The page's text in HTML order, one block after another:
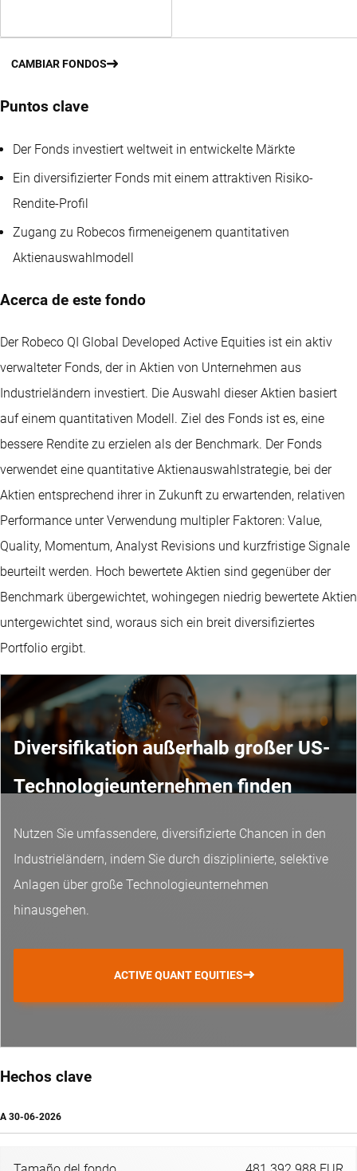
CAMBIAR FONDOS
Puntos clave
Der Fonds investiert weltweit in entwickelte Märkte
Ein diversifizierter Fonds mit einem attraktiven Risiko-
Rendite-Profil
Zugang zu Robecos firmeneigenem quantitativen
Aktienauswahlmodell
Acerca de este fondo
Der Robeco QI Global Developed Active Equities ist ein aktiv
verwalteter Fonds, der in Aktien von Unternehmen aus
Industrieländern investiert. Die Auswahl dieser Aktien basiert
auf einem quantitativen Modell. Ziel des Fonds ist es, eine
bessere Rendite zu erzielen als der Benchmark. Der Fonds
verwendet eine quantitative Aktienauswahlstrategie, bei der
Aktien entsprechend ihrer in Zukunft zu erwartenden, relativen
Performance unter Verwendung multipler Faktoren: Value,
Quality, Momentum, Analyst Revisions und kurzfristige Signale
beurteilt werden. Hoch bewertete Aktien sind gegenüber der
Benchmark übergewichtet, wohingegen niedrig bewertete Aktien
untergewichtet sind, woraus sich ein breit diversifiziertes
Portfolio ergibt.
Diversifikation außerhalb großer US-
Technologieunternehmen finden
Nutzen Sie umfassendere, diversifizierte Chancen in den
Industrieländern, indem Sie durch disziplinierte, selektive
Anlagen über große Technologieunternehmen
hinausgehen.
ACTIVE QUANT EQUITIES
Hechos clave
A 30-06-2026